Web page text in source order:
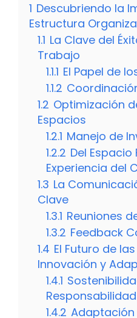
1 Descubriendo la
Estructura
1.1 La Clave del
Trabajo
1.1.1 El Papel de
1.1.2
1.2 Optimización
Espacios
1.2.1 Manejo de
1.2.2 Del Espacio
Experiencia del
1.3 La
Clave
1.3.1 Reuniones
1.3.2 Feedback
1.4 El Futuro de
Innovación y
1.4.1
1.4.2 Adaptación